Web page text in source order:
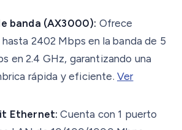
banda (AX3000): Ofrece
2402 Mbps en la banda de 5
en 2.4 GHz, garantizando una
rápida y eficiente. Ver
Ethernet: Cuenta con 1 puerto